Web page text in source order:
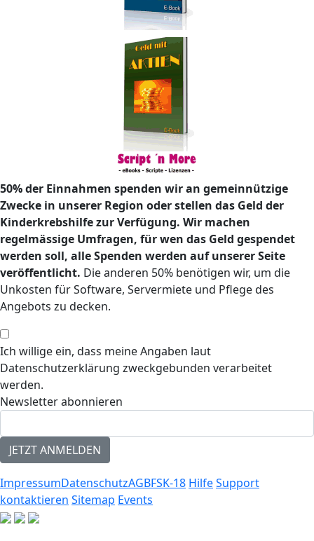
50% der Einnahmen spenden wir an gemeinnützige
Zwecke in unserer Region oder stellen das Geld der
Kinderkrebshilfe zur Verfügung. Wir machen
regelmässige Umfragen, für wen das Geld gespendet
werden soll, alle Spenden werden auf unserer Seite
veröffentlicht. Die anderen 50% benötigen wir, um die
Unkosten für Software, Servermiete und Pflege des
Angebots zu decken.
Ich willige ein, dass meine Angaben laut
Datenschutzerklärung zweckgebunden verarbeitet
werden.
Newsletter abonnieren
ImpressumDatenschutzAGBFSK-18 HilfeSupport
kontaktieren Sitemap Events